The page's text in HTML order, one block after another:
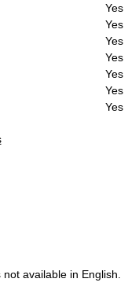
Yes
Yes
Yes
Yes
Yes
Yes
Yes
available in English.